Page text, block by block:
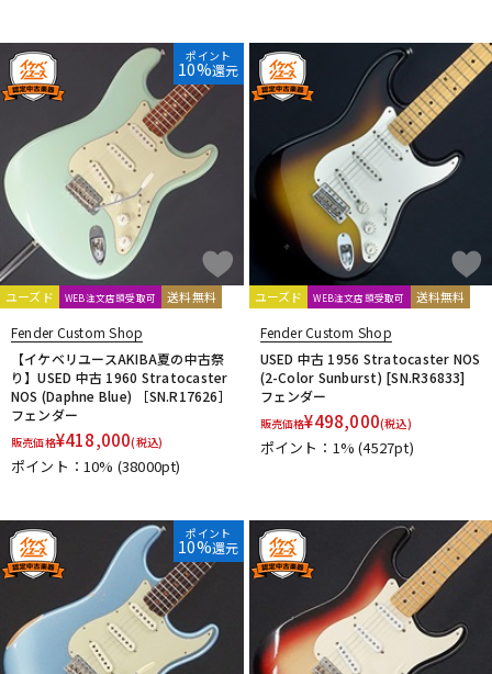
ポイント
10%還元
ユーズド WEB注文店頭受取可 送料無料
Fender Custom Shop
【イケベリユースAKIBA夏の中古祭
り】USED 中古 1960 Stratocaster
NOS (Daphne Blue) ［SN.R17626］
フェンダー
販売価格¥418,000(税込)
ポイント：10% (38000pt)
ユーズド WEB注文店頭受取可 送料無料
Fender Custom Shop
USED 中古 1956 Stratocaster NOS
(2-Color Sunburst) [SN.R36833]
フェンダー
販売価格¥498,000(税込)
ポイント：1%(4527pt)
ポイント
10%還元